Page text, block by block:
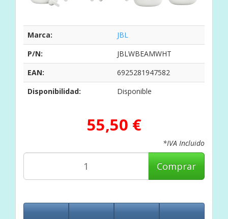
Marca:
JBL
P/N:
JBLWBEAMWHT
EAN:
6925281947582
Disponibilidad:
Disponible
55,50 €
*IVA Incluido
Comprar